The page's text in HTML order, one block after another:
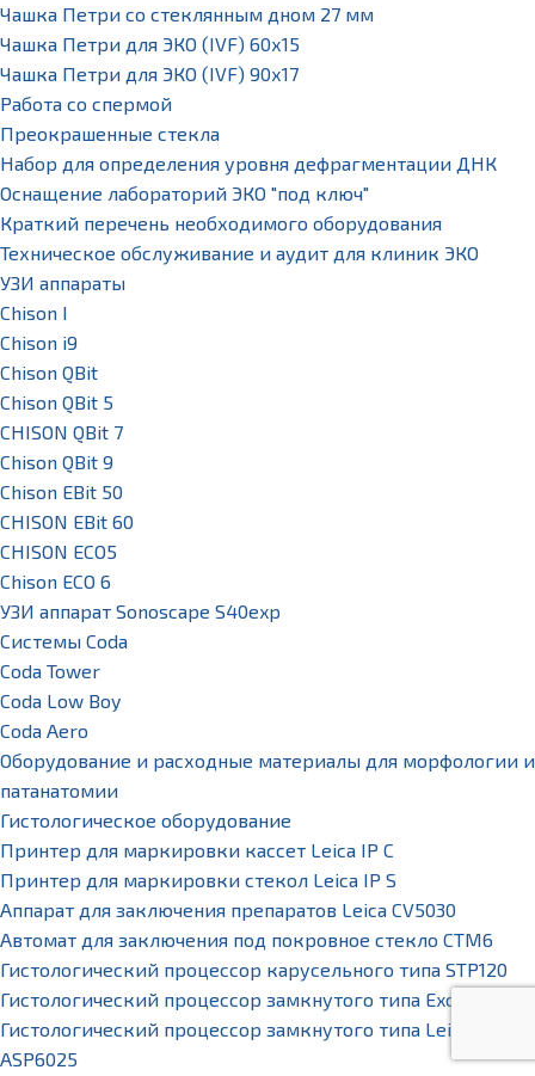
Чашка Петри со стеклянным дном 27 мм
Чашка Петри для ЭКО (IVF) 60х15
Чашка Петри для ЭКО (IVF) 90х17
Работа со спермой
Преокрашенные стекла
Набор для определения уровня дефрагментации ДНК
Оснащение лабораторий ЭКО "под ключ"
Краткий перечень необходимого оборудования
Техническое обслуживание и аудит для клиник ЭКО
УЗИ аппараты
Chison I
Chison i9
Chison QBit
Chison QBit 5
CHISON QBit 7
Chison QBit 9
Chison EBit 50
CHISON EBit 60
CHISON ECO5
Chison ECO 6
УЗИ аппарат Sonoscape S40exp
Системы Coda
Coda Tower
Coda Low Boy
Coda Aero
Оборудование и расходные материалы для морфологии и
патанатомии
Гистологическое оборудование
Принтер для маркировки кассет Leica IP C
Принтер для маркировки стекол Leica IP S
Аппарат для заключения препаратов Leica CV5030
Автомат для заключения под покровное стекло CTM6
Гистологический процессор карусельного типа STP120
Гистологический процессор замкнутого типа Excelsior AS
Гистологический процессор замкнутого типа Leica
ASP6025